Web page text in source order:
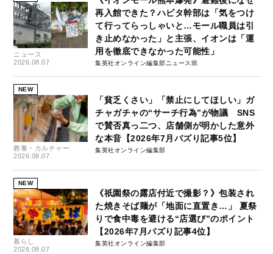
ニュース
2026.08.07
再入館できた？ハビタ幹部は「気をつけ
て行ってらっしゃいと…モール職員は引
き止めなかった」と主張、イオンは「運
用を徹底できなかった可能性」
集英社オンライン編集部ニュース班
NEW
教養・カルチャー
2026.08.07
「貧乏くさい」「禁止にしてほしい」ガ
チャガチャの“サーチ行為”が物議 SNS
で賛否真っ二つ、店舗側が明かした意外
な本音【2026年7月バズり記事5位】
集英社オンライン編集部
NEW
暮らし
2026.08.07
《祇園祭の露店付近で撮影？》包装され
た焼きそば麺が「地面に直置き…」 夏祭
りで食中毒を避ける“店選び”のポイント
【2026年7月バズり記事4位】
集英社オンライン編集部